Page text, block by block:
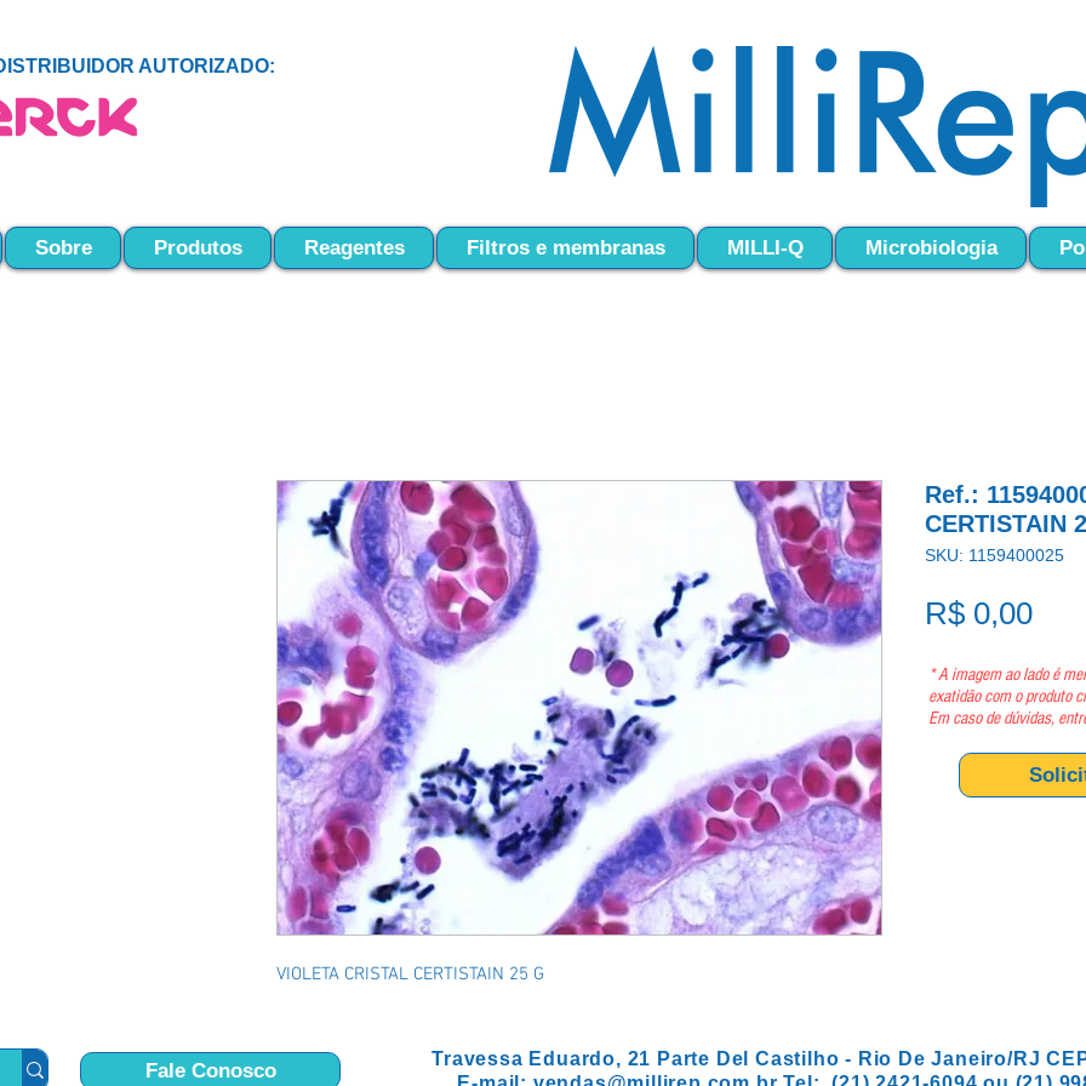
AUTORIZADO:
Sobre Produtos Reagentes Filtros e membranas MILLI-Q Microbiologia
VIOLETA CRISTAL CERTISTAIN 25 G
Ref.:
CERTISTAIN
SKU: 1159400025
R$ 0,00
* A imagem ao lado é
exatidão com o produto
Em caso de dúvidas,
Travessa Eduardo, 21 Parte Del Castilho - Rio De Janeiro/RJ
Fale Conosco